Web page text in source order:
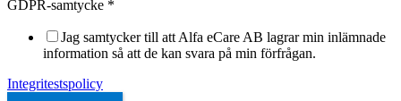
GDPR-samtycke *
Jag samtycker till att Alfa eCare AB lagrar min inlämnade
information så att de kan svara på min förfrågan.
Integritestspolicy